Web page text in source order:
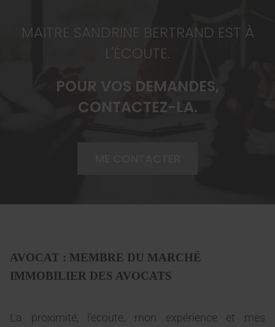
MAITRE SANDRINE BERTRAND EST À
L'ÉCOUTE.
POUR VOS DEMANDES,
CONTACTEZ-LA.
AVOCAT : MEMBRE DU MARCHÉ
IMMOBILIER DES AVOCATS
La proximité, l’écoute, mon expérience et mes